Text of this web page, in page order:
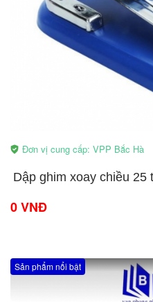
Đơn vị cung cấp: VPP Bắc Hà
​Dập ghim xoay chiều 25
0 VNĐ
Sản phẩm nổi bật